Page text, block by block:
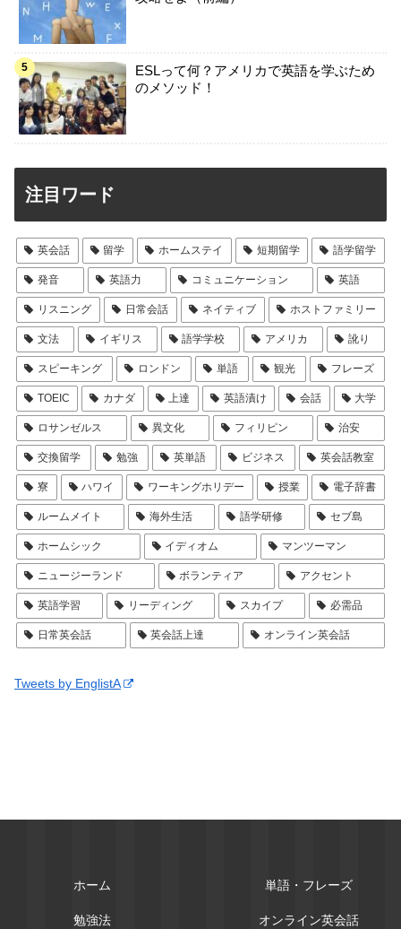
ESLって何？アメリカで英語を学ぶため
のメソッド！
注目ワード
英会話 留学 ホームステイ 短期留学 語学留学
発音 英語力 コミュニケーション 英語
リスニング 日常会話 ネイティブ ホストファミリー
文法 イギリス 語学学校 アメリカ 訛り
スピーキング ロンドン 単語 観光 フレーズ
TOEIC カナダ 上達 英語漬け 会話 大学
ロサンゼルス 異文化 フィリピン 治安
交換留学 勉強 英単語 ビジネス 英会話教室
寮 ハワイ ワーキングホリデー 授業 電子辞書
ルームメイト 海外生活 語学研修 セブ島
ホームシック イディオム マンツーマン
ニュージーランド ボランティア アクセント
英語学習 リーディング スカイプ 必需品
日常英会話 英会話上達 オンライン英会話
Tweets by EnglistA
ホーム 単語・フレーズ
勉強法 オンライン英会話